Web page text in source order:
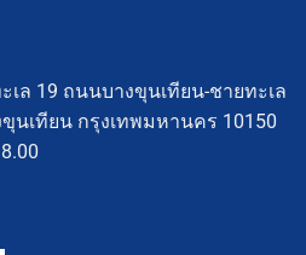
เล 19 ถนนบางขุนเทียน-ชายทะเล
นเทียน กรุงเทพมหานคร 10150